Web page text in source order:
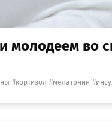
молодеем во
кортизол мелатонин